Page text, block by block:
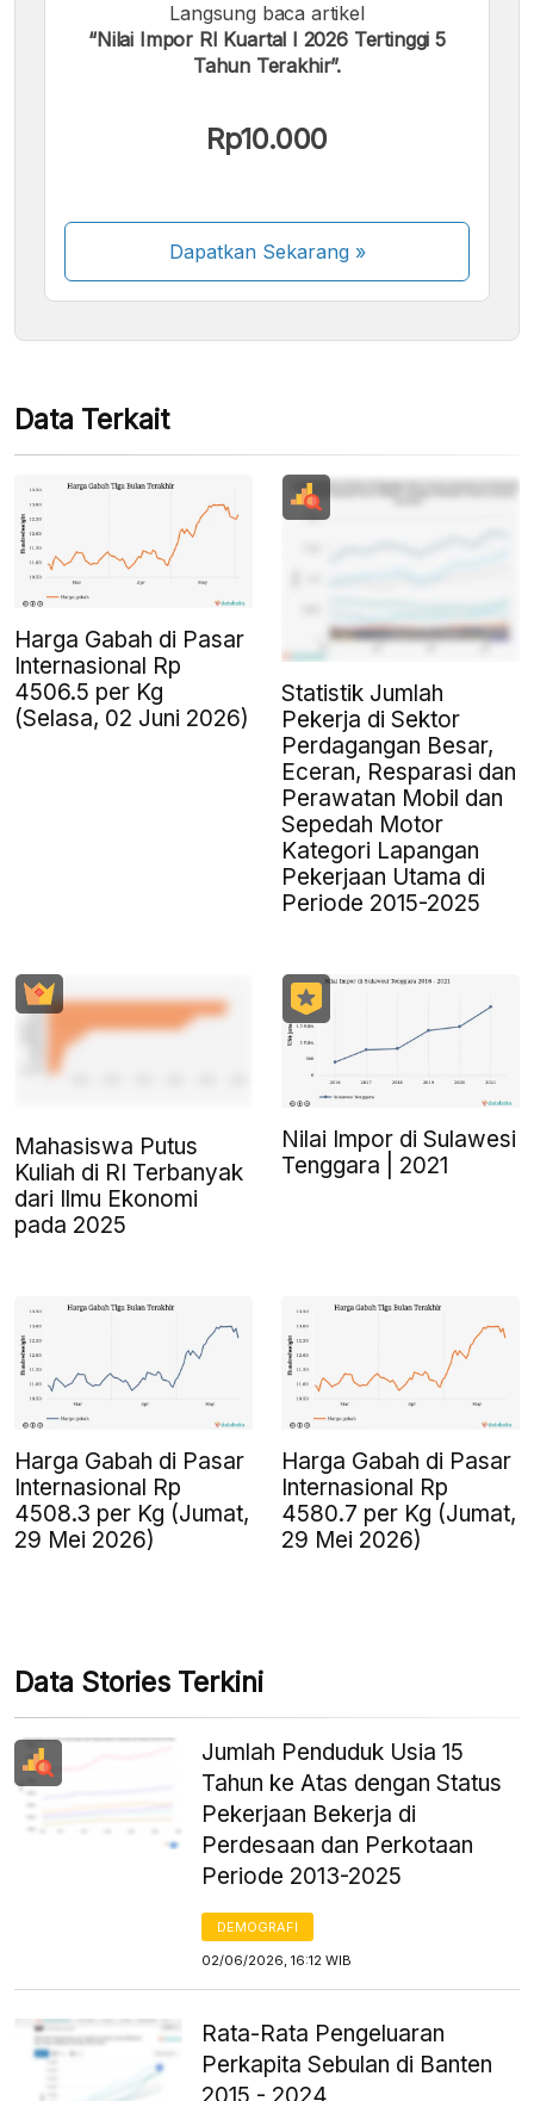
Langsung baca artikel
“Nilai Impor RI Kuartal I 2026 Tertinggi 5
Tahun Terakhir”.
Rp10.000
Dapatkan Sekarang»
Beberapa metode pembayaran masih dalam
proses aktivasi.
Data Terkait
Harga Gabah di Pasar
Internasional Rp
4506.5 per Kg
(Selasa, 02 Juni 2026)
Statistik Jumlah
Pekerja di Sektor
Perdagangan Besar,
Eceran, Resparasi dan
Perawatan Mobil dan
Sepedah Motor
Kategori Lapangan
Pekerjaan Utama di
Periode 2015-2025
Mahasiswa Putus
Kuliah di RI Terbanyak
dari Ilmu Ekonomi
pada 2025
Nilai Impor di Sulawesi
Tenggara | 2021
Harga Gabah di Pasar
Internasional Rp
4508.3 per Kg (Jumat,
29 Mei 2026)
Harga Gabah di Pasar
Internasional Rp
4580.7 per Kg (Jumat,
29 Mei 2026)
Data Stories Terkini
Jumlah Penduduk Usia 15
Tahun ke Atas dengan Status
Pekerjaan Bekerja di
Perdesaan dan Perkotaan
Periode 2013-2025
DEMOGRAFI
02/06/2026, 16:12 WIB
Rata-Rata Pengeluaran
Perkapita Sebulan di Banten